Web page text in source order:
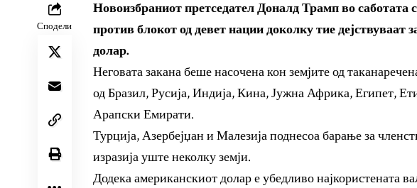
Сподели
Новоизбраниот претседател Доналд Трамп во саботата
против блокот од девет нации доколку тие дејствуваат
долар.
Неговата закана беше насочена кон земјите од
од Бразил, Русија, Индија, Кина, Јужна Африка, Египет,
Арапски Емирати.
Турција, Азербејџан и Малезија поднесоа барање за
изразија уште неколку земји.
Додека американскиот долар е убедливо најкористената